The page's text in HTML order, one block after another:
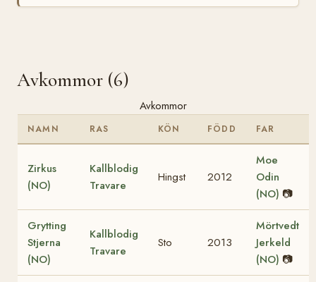
Avkommor (6)
Avkommor
NAMN RAS KÖN FÖDD FAR
Zirkus
(NO)
Kallblodig
Travare
Hingst 2012
Moe
Odin
(NO) 📷
Grytting
Stjerna
(NO)
Kallblodig
Travare
Sto 2013
Mörtvedt
Jerkeld
(NO) 📷